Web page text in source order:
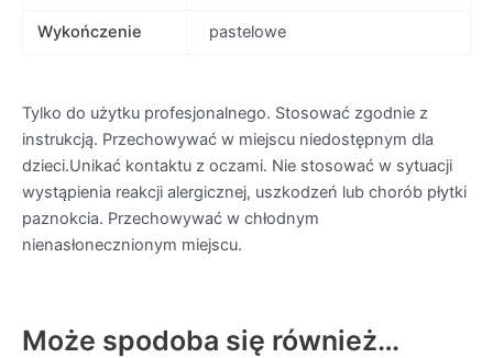
Wykończenie pastelowe
Tylko do użytku profesjonalnego. Stosować zgodnie z
instrukcją. Przechowywać w miejscu niedostępnym dla
dzieci.Unikać kontaktu z oczami. Nie stosować w sytuacji
wystąpienia reakcji alergicznej, uszkodzeń lub chorób płytki
paznokcia. Przechowywać w chłodnym
nienasłonecznionym miejscu.
Może spodoba się również…